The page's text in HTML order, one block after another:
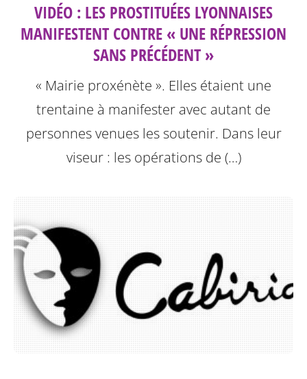
VIDÉO : LES PROSTITUÉES LYONNAISES
MANIFESTENT CONTRE « UNE RÉPRESSION
SANS PRÉCÉDENT »
« Mairie proxénète ». Elles étaient une
trentaine à manifester avec autant de
personnes venues les soutenir. Dans leur
viseur : les opérations de (…)